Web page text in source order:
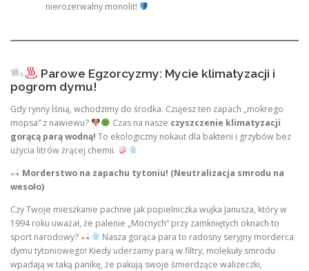
nierozerwalny monolit!
Parowe Egzorcyzmy: Mycie klimatyzacji i
pogrom dymu!
Gdy rynny lśnią, wchodzimy do środka. Czujesz ten zapach „mokrego
mopsa” z nawiewu?
Czas na nasze czyszczenie klimatyzacji
gorącą parą wodną! To ekologiczny nokaut dla bakterii i grzybów bez
użycia litrów żrącej chemii.
Morderstwo na zapachu tytoniu! (Neutralizacja smrodu na
wesoło)
Czy Twoje mieszkanie pachnie jak popielniczka wujka Janusza, który w
1994 roku uważał, że palenie „Mocnych” przy zamkniętych oknach to
sport narodowy?
Nasza gorąca para to radosny seryjny morderca
dymu tytoniowego! Kiedy uderzamy parą w filtry, molekuły smrodu
wpadają w taką panikę, że pakują swoje śmierdzące walizeczki,